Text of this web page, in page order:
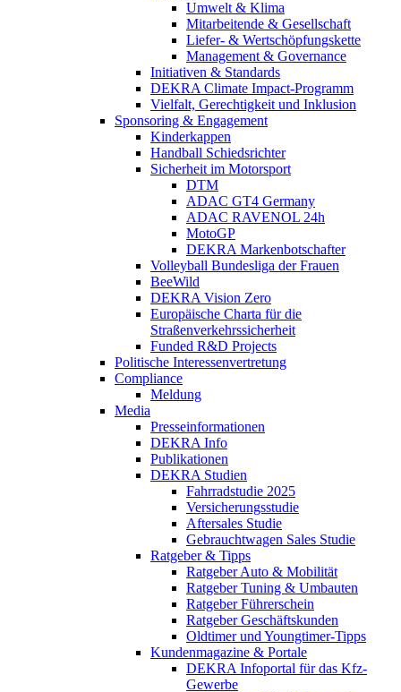
Umwelt & Klima
Mitarbeitende & Gesellschaft
Liefer- & Wertschöpfungskette
Management & Governance
Initiativen & Standards
DEKRA Climate Impact-Programm
Vielfalt, Gerechtigkeit und Inklusion​
Sponsoring & Engagement
Kinderkappen
Handball Schiedsrichter
Sicherheit im Motorsport
DTM
ADAC GT4 Germany
ADAC RAVENOL 24h
MotoGP
DEKRA Markenbotschafter
Volleyball Bundesliga der Frauen
BeeWild
DEKRA Vision Zero
Europäische Charta für die
Straßenverkehrssicherheit
Funded R&D Projects
Politische Interessenvertretung
Compliance
Meldung
Media
Presseinformationen
DEKRA Info
Publikationen
DEKRA Studien
Fahrradstudie 2025
Versicherungsstudie
Aftersales Studie
Gebrauchtwagen Sales Studie
Ratgeber & Tipps
Ratgeber Auto & Mobilität
Ratgeber Tuning & Umbauten
Ratgeber Führerschein
Ratgeber Geschäftskunden
Oldtimer und Youngtimer-Tipps
Kundenmagazine & Portale
DEKRA Infoportal für das Kfz-
Gewerbe